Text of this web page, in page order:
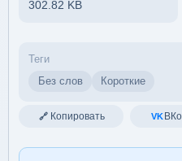
302.82 KB
Теги
Без слов
Короткие
🔗 Копировать VK